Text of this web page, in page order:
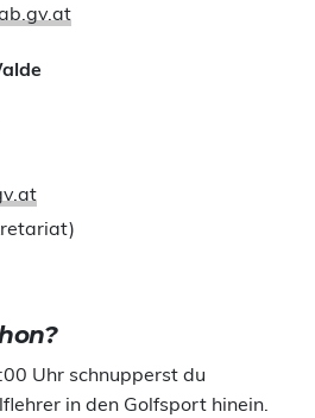
Uhr schnupperst du
in den Golfsport hinein.